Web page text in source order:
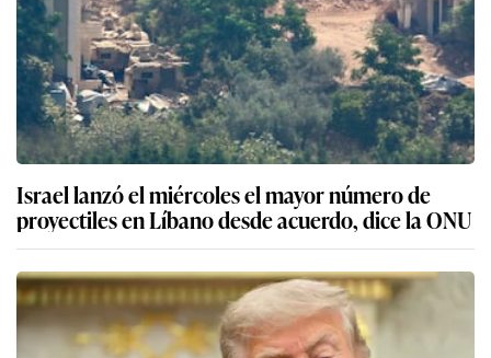
Israel lanzó el miércoles el mayor número de
proyectiles en Líbano desde acuerdo, dice la ONU